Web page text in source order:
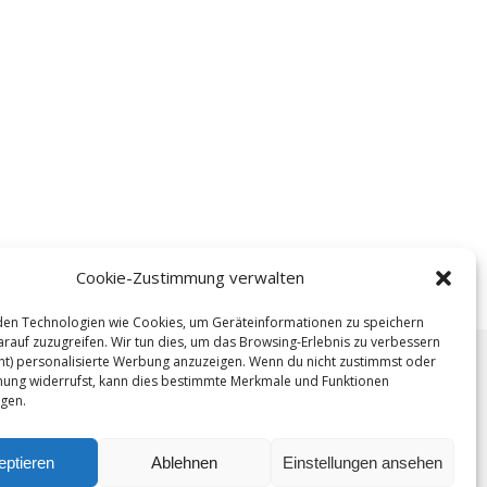
Cookie-Zustimmung verwalten
Technologien wie Cookies, um Geräteinformationen zu speichern
zuzugreifen. Wir tun dies, um das Browsing-Erlebnis zu verbessern
personalisierte Werbung anzuzeigen. Wenn du nicht zustimmst oder
widerrufst, kann dies bestimmte Merkmale und Funktionen
Ablehnen Einstellungen ansehen
.